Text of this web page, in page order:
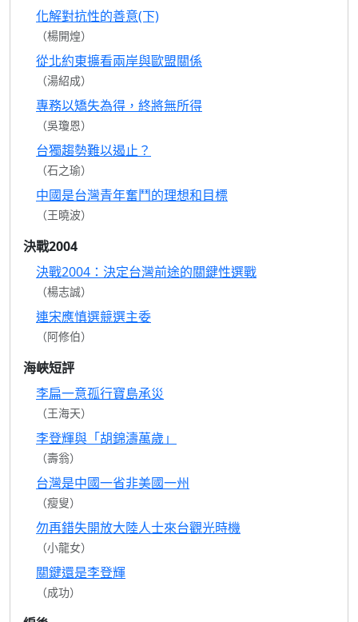
化解對抗性的善意(下)
（楊開煌）
從北約東擴看兩岸與歐盟關係
（湯紹成）
專務以矯失為得，終將無所得
（吳瓊恩）
台獨趨勢難以遏止？
（石之瑜）
中國是台灣青年奮鬥的理想和目標
（王曉波）
決戰2004
決戰2004：決定台灣前途的關鍵性選戰
（楊志誠）
連宋應慎選競選主委
（阿修伯）
海峽短評
李扁一意孤行寶島承災
（王海天）
李登輝與「胡錦濤萬歲」
（壽翁）
台灣是中國一省非美國一州
（瘦叟）
勿再錯失開放大陸人士來台觀光時機
（小龍女）
關鍵還是李登輝
（成功）